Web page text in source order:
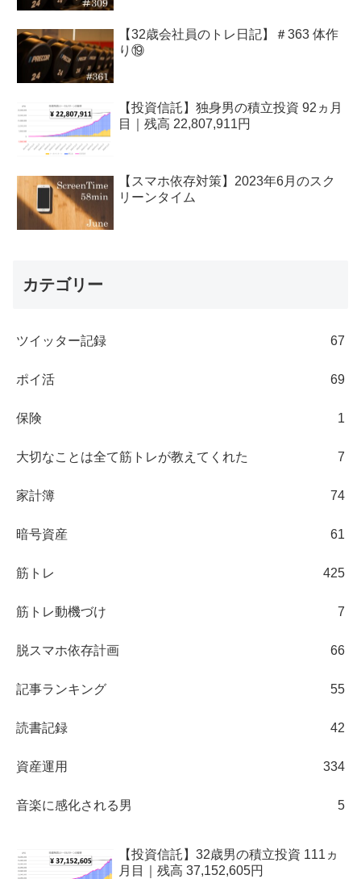
【32歳会社員のトレ日記】＃363 体作
り⑲
【投資信託】独身男の積立投資 92ヵ月
目｜残高 22,807,911円
【スマホ依存対策】2023年6月のスク
リーンタイム
カテゴリー
ツイッター記録 67
ポイ活 69
保険 1
大切なことは全て筋トレが教えてくれた 7
家計簿 74
暗号資産 61
筋トレ 425
筋トレ動機づけ 7
脱スマホ依存計画 66
記事ランキング 55
読書記録 42
資産運用 334
音楽に感化される男 5
【投資信託】32歳男の積立投資 111ヵ
月目｜残高 37,152,605円